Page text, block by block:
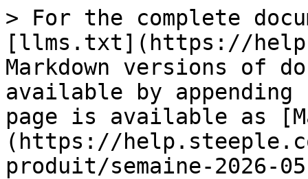
> For the complete
[llms.txt](https://
Markdown versions of
available by
page is available as
(https://
produit/semaine-2026-